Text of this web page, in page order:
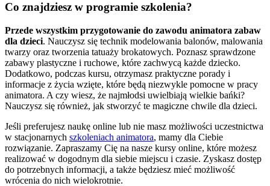
Co znajdziesz w programie szkolenia?
Przede wszystkim przygotowanie do zawodu animatora zabaw
dla dzieci. Nauczysz się technik modelowania balonów, malowania
twarzy oraz tworzenia tatuaży brokatowych. Poznasz sprawdzone
zabawy plastyczne i ruchowe, które zachwycą każde dziecko.
Dodatkowo, podczas kursu, otrzymasz praktyczne porady i
informacje z życia wzięte, które będą niezwykle pomocne w pracy
animatora. A czy wiesz, że najmłodsi uwielbiają wielkie bańki?
Nauczysz się również, jak stworzyć te magiczne chwile dla dzieci.
Jeśli preferujesz naukę online lub nie masz możliwości uczestnictwa
w stacjonarnych szkoleniach animatora, mamy dla Ciebie
rozwiązanie. Zapraszamy Cię na nasze kursy online, które możesz
realizować w dogodnym dla siebie miejscu i czasie. Zyskasz dostęp
do potrzebnych informacji, a także będziesz mieć możliwość
wrócenia do nich wielokrotnie.